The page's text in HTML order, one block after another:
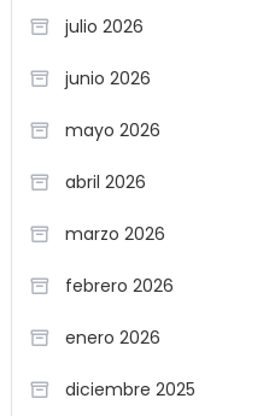
julio 2026
junio 2026
mayo 2026
abril 2026
marzo 2026
febrero 2026
enero 2026
diciembre 2025